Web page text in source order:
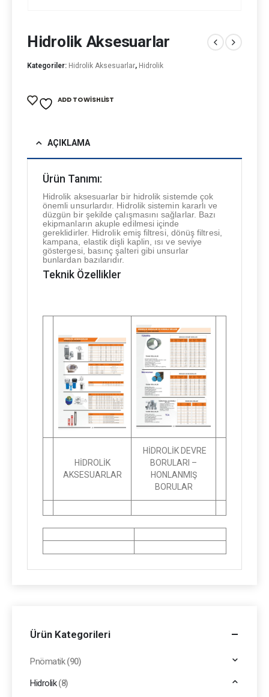
Hidrolik Aksesuarlar
Kategoriler: Hidrolik Aksesuarlar, Hidrolik
ADD TO WISHLIST
AÇIKLAMA
Ürün Tanımı:
Hidrolik aksesuarlar bir hidrolik sistemde çok
önemli unsurlardır. Hidrolik sistemin kararlı ve
düzgün bir şekilde çalışmasını sağlarlar. Bazı
ekipmanların akuple edilmesi içinde
gereklidirler. Hidrolik emiş filtresi, dönüş filtresi,
kampana, elastik dişli kaplin, ısı ve seviye
göstergesi, basınç şalteri gibi unsurlar
bunlardan bazılarıdır.
Teknik Özellikler
HİDROLİK
AKSESUARLAR
HİDROLİK DEVRE
BORULARI –
HONLANMIŞ
BORULAR
Ürün Kategorileri
Pnömatik (90)
Hidrolik (8)